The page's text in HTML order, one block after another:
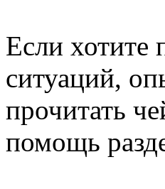
Если хотите
ситуаций,
прочитать
помощь